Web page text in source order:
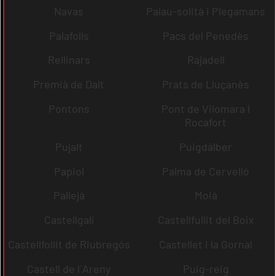
Navas
Palau-solità i Plegamans
Palafolls
Pacs del Penedès
Rellinars
Rajadell
Premià de Dalt
Prats de Lluçanès
Pontons
Pont de Vilomara i
Rocafort
Pujalt
Puigdàlber
Papiol
Palma de Cervelló
Pallejà
Moià
Castellgalí
Castellfullit del Boix
Castellfollit de Riubregós
Castellet i la Gornal
Castell de l´Areny
Puig-reig